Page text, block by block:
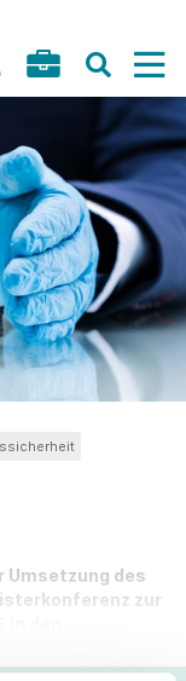
Umsetzung des
zur